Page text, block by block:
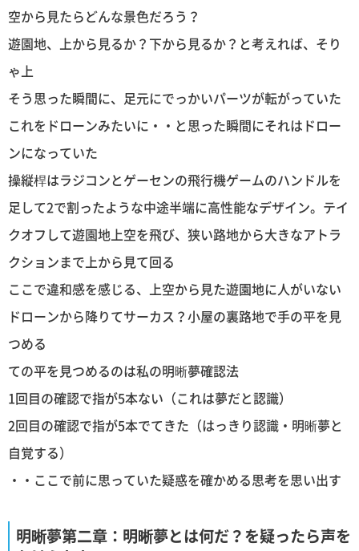
空から見たらどんな景色だろう？
遊園地、上から見るか？下から見るか？と考えれば、そり
ゃ上
そう思った瞬間に、足元にでっかいパーツが転がっていた
これをドローンみたいに・・と思った瞬間にそれはドロー
ンになっていた
操縦桿はラジコンとゲーセンの飛行機ゲームのハンドルを
足して2で割ったような中途半端に高性能なデザイン。テイ
クオフして遊園地上空を飛び、狭い路地から大きなアトラ
クションまで上から見て回る
ここで違和感を感じる、上空から見た遊園地に人がいない
ドローンから降りてサーカス？小屋の裏路地で手の平を見
つめる
ての平を見つめるのは私の明晰夢確認法
1回目の確認で指が5本ない（これは夢だと認識）
2回目の確認で指が5本でてきた（はっきり認識・明晰夢と
自覚する）
・・ここで前に思っていた疑惑を確かめる思考を思い出す
明晰夢第二章：明晰夢とは何だ？を疑ったら声を